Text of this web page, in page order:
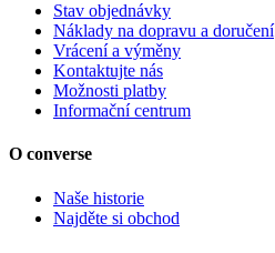
Stav objednávky
Náklady na dopravu a doručení
Vrácení a výměny
Kontaktujte nás
Možnosti platby
Informační centrum
O converse
Naše historie
Najděte si obchod